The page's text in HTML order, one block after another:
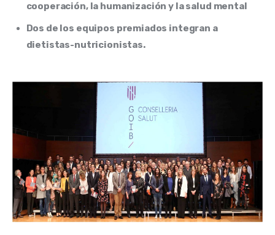
cooperación, la humanización y la salud mental
Dos de los equipos premiados integran a
dietistas-nutricionistas.